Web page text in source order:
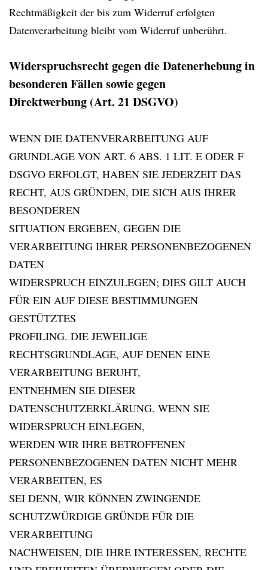
Rechtmäßigkeit der bis zum Widerruf erfolgten
Datenverarbeitung bleibt vom Widerruf unberührt.
Widerspruchsrecht gegen die Datenerhebung in
besonderen Fällen sowie gegen
Direktwerbung (Art. 21 DSGVO)
WENN DIE DATENVERARBEITUNG AUF
GRUNDLAGE VON ART. 6 ABS. 1 LIT. E ODER F
DSGVO ERFOLGT, HABEN SIE JEDERZEIT DAS
RECHT, AUS GRÜNDEN, DIE SICH AUS IHRER
BESONDEREN
SITUATION ERGEBEN, GEGEN DIE
VERARBEITUNG IHRER PERSONENBEZOGENEN
DATEN
WIDERSPRUCH EINZULEGEN; DIES GILT AUCH
FÜR EIN AUF DIESE BESTIMMUNGEN
GESTÜTZTES
PROFILING. DIE JEWEILIGE
RECHTSGRUNDLAGE, AUF DENEN EINE
VERARBEITUNG BERUHT,
ENTNEHMEN SIE DIESER
DATENSCHUTZERKLÄRUNG. WENN SIE
WIDERSPRUCH EINLEGEN,
WERDEN WIR IHRE BETROFFENEN
PERSONENBEZOGENEN DATEN NICHT MEHR
VERARBEITEN, ES
SEI DENN, WIR KÖNNEN ZWINGENDE
SCHUTZWÜRDIGE GRÜNDE FÜR DIE
VERARBEITUNG
NACHWEISEN, DIE IHRE INTERESSEN, RECHTE